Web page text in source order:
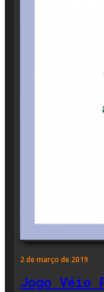
2 de março de 2019
Jogo Véio